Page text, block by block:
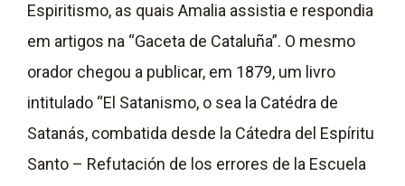
Espiritismo, as quais Amalia assistia e respondia
em artigos na “Gaceta de Cataluña”. O mesmo
orador chegou a publicar, em 1879, um livro
intitulado “El Satanismo, o sea la Catédra de
Satanás, combatida desde la Cátedra del Espíritu
Santo – Refutación de los errores de la Escuela